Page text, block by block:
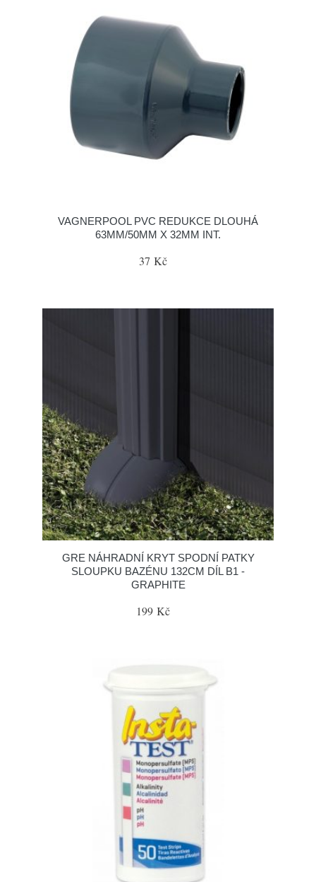
VAGNERPOOL PVC REDUKCE DLOUHÁ
63MM/50MM X 32MM INT.
37 Kč
GRE NÁHRADNÍ KRYT SPODNÍ PATKY
SLOUPKU BAZÉNU 132CM DÍL B1 -
GRAPHITE
199 Kč